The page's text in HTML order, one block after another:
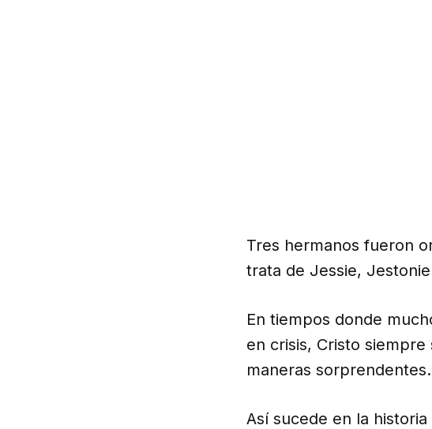
Tres hermanos fueron
trata de Jessie,
En tiempos donde
en crisis, Cristo
maneras sorprendentes.
Así sucede en la